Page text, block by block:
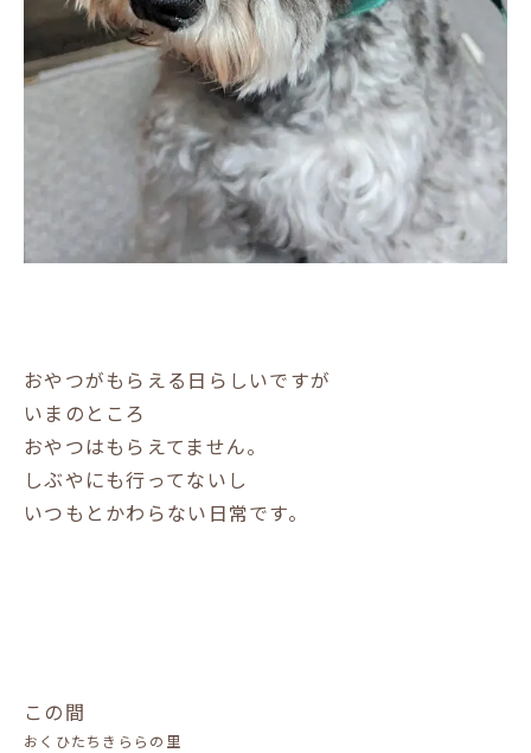
おやつがもらえる日らしいですが
いまのところ
おやつはもらえてません。
しぶやにも行ってないし
いつもとかわらない日常です。
この間
おくひたちきららの里